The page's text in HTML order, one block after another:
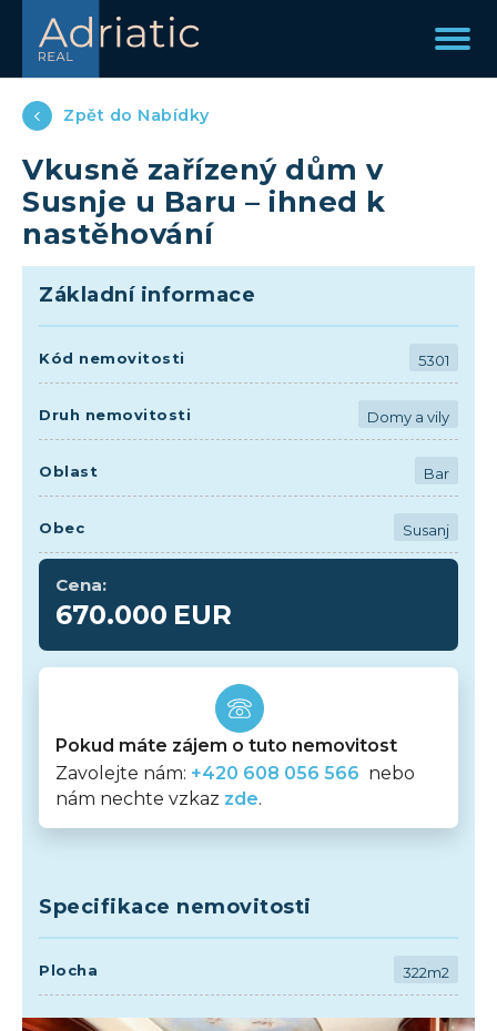
Zpět do Nabídky
Vkusně zařízený dům v
Susnje u Baru – ihned k
nastěhování
Základní informace
Kód nemovitosti 5301
Druh nemovitosti Domy a vily
Oblast Bar
Obec Susanj
Cena:
670.000 EUR
Pokud máte zájem o tuto nemovitost
Zavolejte nám: +420 608 056 566 nebo
nám nechte vzkaz zde.
Specifikace nemovitosti
Plocha 322m2